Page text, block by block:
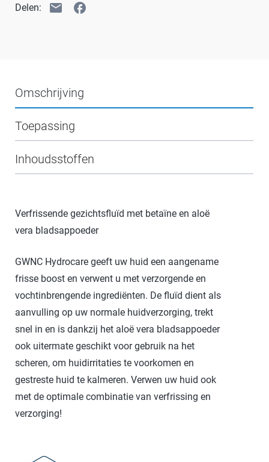
Delen: email facebook
Omschrijving
Toepassing
Inhoudsstoffen
Verfrissende gezichtsfluïd met betaïne en aloë
vera bladsappoeder
GWNC Hydrocare geeft uw huid een aangename
frisse boost en verwent u met verzorgende en
vochtinbrengende ingrediënten. De fluïd dient als
aanvulling op uw normale huidverzorging, trekt
snel in en is dankzij het aloë vera bladsappoeder
ook uitermate geschikt voor gebruik na het
scheren, om huidirritaties te voorkomen en
gestreste huid te kalmeren. Verwen uw huid ook
met de optimale combinatie van verfrissing en
verzorging!